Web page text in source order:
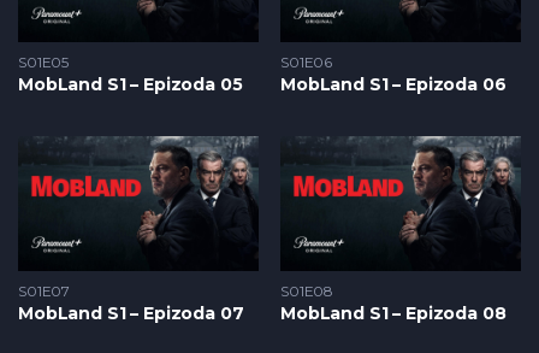
S01E05
MobLand S1 – Epizoda 05
S01E06
MobLand S1 – Epizoda 06
S01E07
MobLand S1 – Epizoda 07
S01E08
MobLand S1 – Epizoda 08